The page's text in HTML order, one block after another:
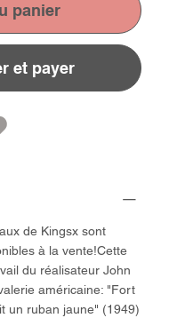
panier
et payer
de Kingsx sont
à la vente!Cette
du réalisateur John
américaine: "Fort
un ruban jaune" (1949)